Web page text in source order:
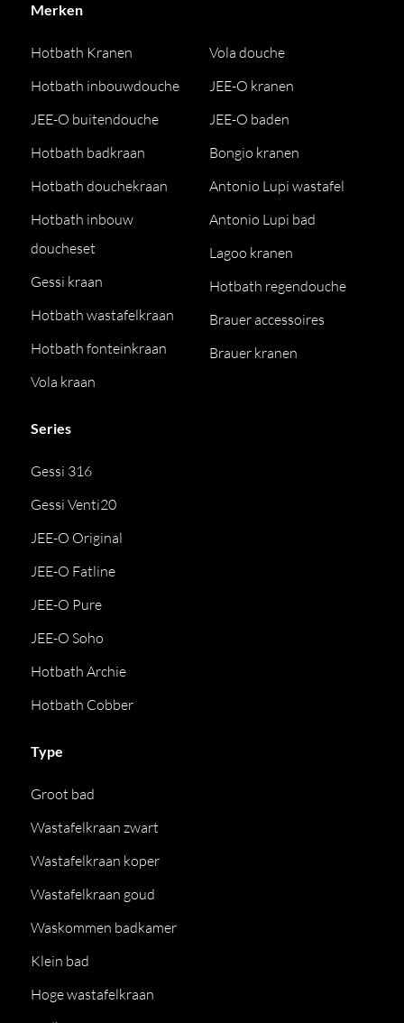
Merken
Hotbath Kranen
Hotbath inbouwdouche
JEE-O buitendouche
Hotbath badkraan
Hotbath douchekraan
Hotbath inbouw
doucheset
Gessi kraan
Hotbath wastafelkraan
Hotbath fonteinkraan
Vola kraan
Vola douche
JEE-O kranen
JEE-O baden
Bongio kranen
Antonio Lupi wastafel
Antonio Lupi bad
Lagoo kranen
Hotbath regendouche
Brauer accessoires
Brauer kranen
Series
Gessi 316
Gessi Venti20
JEE-O Original
JEE-O Fatline
JEE-O Pure
JEE-O Soho
Hotbath Archie
Hotbath Cobber
Type
Groot bad
Wastafelkraan zwart
Wastafelkraan koper
Wastafelkraan goud
Waskommen badkamer
Klein bad
Hoge wastafelkraan